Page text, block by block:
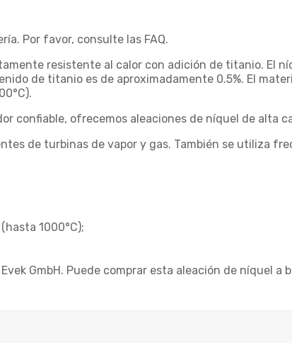
Por favor, consulte las FAQ.
resistente al calor con adición de titanio. El
de titanio es de aproximadamente 0.5%. El
confiable, ofrecemos aleaciones de níquel de alta
de turbinas de vapor y gas. También se utiliza
1000°C);
GmbH. Puede comprar esta aleación de níquel a